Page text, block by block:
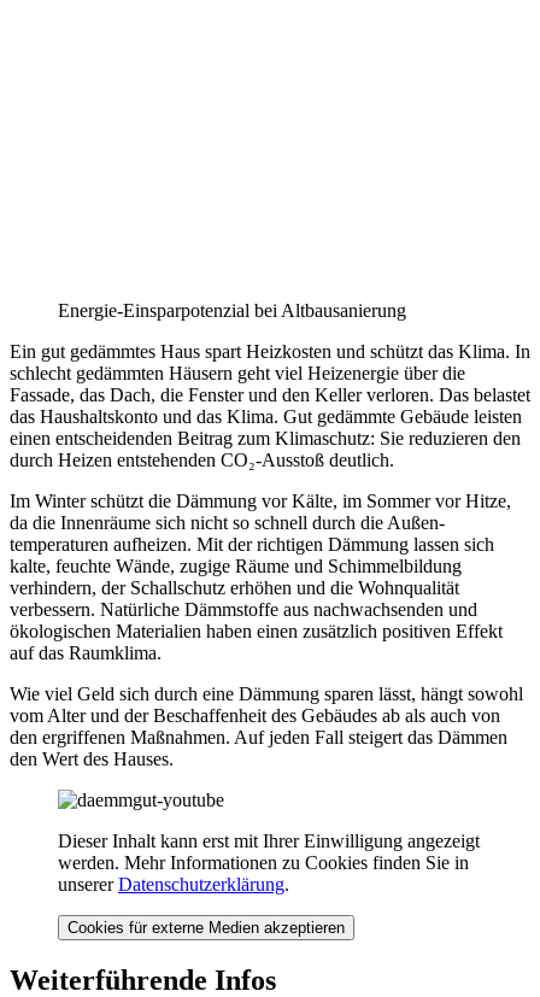
Energie-Einsparpotenzial bei Altbausanierung
Ein gut gedämmtes Haus spart Heizkosten und schützt das Klima. In
schlecht gedämm­ten Häusern geht viel Heizenergie über die
Fassade, das Dach, die Fenster und den Keller verloren. Das belastet
das Haushalts­konto und das Klima. Gut gedämmte Gebäude leisten
einen entscheidenden Beitrag zum Klimaschutz: Sie reduzieren den
durch Heizen entstehenden CO₂-Ausstoß deutlich.
Im Winter schützt die Dämmung vor Kälte, im Sommer vor Hitze,
da die Innenräume sich nicht so schnell durch die Außen­
temperaturen aufheizen. Mit der richtigen Dämmung lassen sich
kalte, feuchte Wände, zugige Räume und Schimmelbildung
verhindern, der Schallschutz erhöhen und die Wohnqualität
verbessern. Natürliche Dämmstoffe aus nachwachsenden und
ökologischen Materialien haben einen zusätzlich positiven Effekt
auf das Raumklima.
Wie viel Geld sich durch eine Dämmung sparen lässt, hängt sowohl
vom Alter und der Beschaffenheit des Gebäudes ab als auch von
den ergriffenen Maßnahmen. Auf jeden Fall steigert das Dämmen
den Wert des Hauses.
Dieser Inhalt kann erst mit Ihrer Einwilligung angezeigt
werden. Mehr Informationen zu Cookies finden Sie in
unsererDatenschutzerklärung.
Cookies für externe Medien akzeptieren
Weiterführende Infos